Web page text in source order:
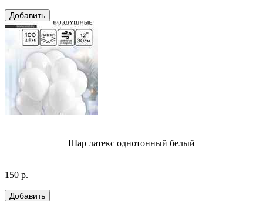
Шар латекс однотонный белый
150 р.